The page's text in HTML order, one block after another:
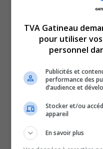
Deux personnes ont été
femme eut lancé de la
Selon la Presse
à l’immeuble. L’homme
caméra a également été
On2Ottawa a d’ailleurs
des photos et une vidéo
La femme jete un seau
TVA Gatineau
pour utiliser
personnel
Publicités et
performance des
d’audience et
Stocker et/ou
appareil
En savoir plus